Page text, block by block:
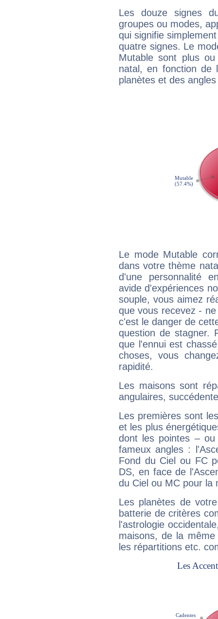
Les douze signes
groupes ou modes,
qui signifie
quatre signes. Le
Mutable sont plus
natal, en fonction de
planètes et des
Le mode Mutable
dans votre thème
d'une personnalité
avide d'expériences
souple, vous aimez
que vous recevez -
c'est le danger de
question de stagner.
que l'ennui est
choses, vous
rapidité.
Les maisons sont
angulaires,
Les premières sont
et les plus
dont les pointes –
fameux angles :
Fond du Ciel ou FC
DS, en face de
du Ciel ou MC pour la
Les planètes de
batterie de critères
l'astrologie
maisons, de la
les répartitions etc.